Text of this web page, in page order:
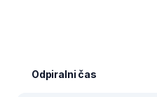
Odpiralni čas